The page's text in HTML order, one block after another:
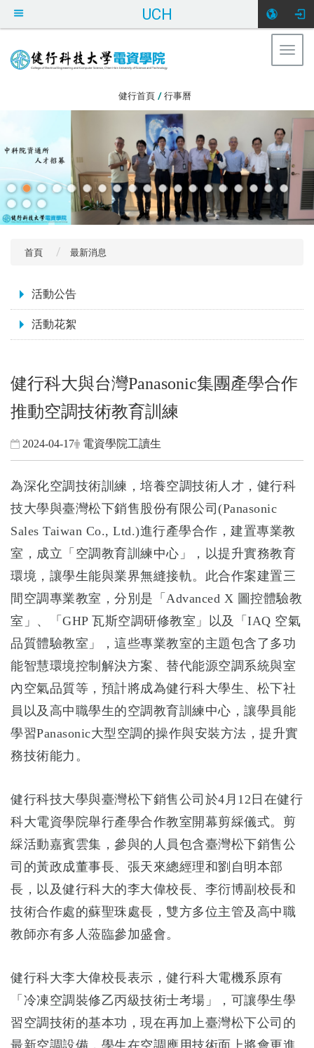
UCH
健行首頁 / 行事曆
首頁 最新消息
活動公告
活動花絮
健行科大與台灣Panasonic集團產學合作
推動空調技術教育訓練
2024-04-17 電資學院工讀生
為深化空調技術訓練，培養空調技術人才，健行科
技大學與臺灣松下銷售股份有限公司(Panasonic
Sales Taiwan Co., Ltd.)進行產學合作，建置專業教
室，成立「空調教育訓練中心」，以提升實務教育
環境，讓學生能與業界無縫接軌。此合作案建置三
間空調專業教室，分別是「Advanced X 圖控體驗教
室」、「GHP 瓦斯空調研修教室」以及「IAQ 空氣
品質體驗教室」，這些專業教室的主題包含了多功
能智慧環境控制解決方案、替代能源空調系統與室
內空氣品質等，預計將成為健行科大學生、松下社
員以及高中職學生的空調教育訓練中心，讓學員能
學習Panasonic大型空調的操作與安裝方法，提升實
務技術能力。
健行科技大學與臺灣松下銷售公司於4月12日在健行
科大電資學院舉行產學合作教室開幕剪綵儀式。剪
綵活動嘉賓雲集，參與的人員包含臺灣松下銷售公
司的黃政成董事長、張天來總經理和劉自明本部
長，以及健行科大的李大偉校長、李衍博副校長和
技術合作處的蘇聖珠處長，雙方多位主管及高中職
教師亦有多人蒞臨參加盛會。
健行科大李大偉校長表示，健行科大電機系原有
「冷凍空調裝修乙丙級技術士考場」，可讓學生學
習空調技術的基本功，現在再加上臺灣松下公司的
最新空調設備，學生在空調應用技術面上將會更進